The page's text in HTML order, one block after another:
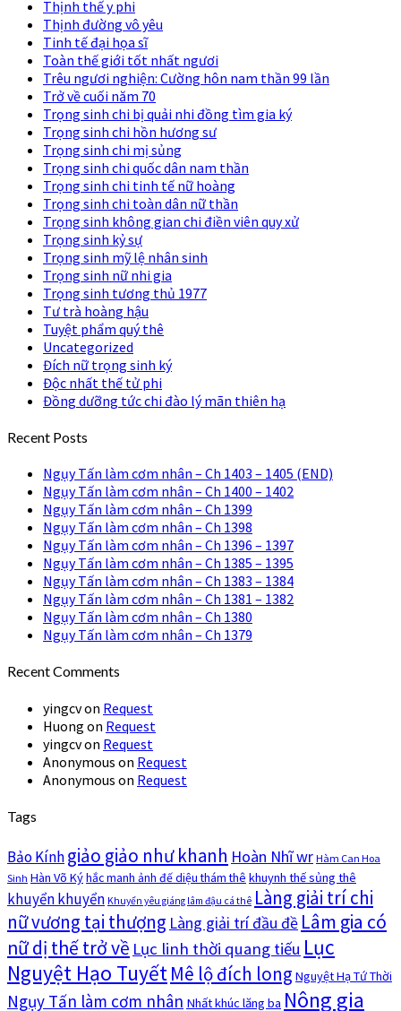
Thịnh thế y phi
Thịnh đường vô yêu
Tinh tế đại họa sĩ
Toàn thế giới tốt nhất ngươi
Trêu ngươi nghiện: Cường hôn nam thần 99 lần
Trở về cuối năm 70
Trọng sinh chi bị quải nhi đồng tìm gia ký
Trọng sinh chi hồn hương sư
Trọng sinh chi mị sủng
Trọng sinh chi quốc dân nam thần
Trọng sinh chi tinh tế nữ hoàng
Trọng sinh chi toàn dân nữ thần
Trọng sinh không gian chi điền viên quy xử
Trọng sinh kỷ sự
Trọng sinh mỹ lệ nhân sinh
Trọng sinh nữ nhi gia
Trọng sinh tương thủ 1977
Tư trà hoàng hậu
Tuyệt phẩm quý thê
Uncategorized
Đích nữ trọng sinh ký
Độc nhất thế tử phi
Đồng dưỡng tức chi đào lý mãn thiên hạ
Recent Posts
Ngụy Tấn làm cơm nhân – Ch 1403 – 1405 (END)
Ngụy Tấn làm cơm nhân – Ch 1400 – 1402
Ngụy Tấn làm cơm nhân – Ch 1399
Ngụy Tấn làm cơm nhân – Ch 1398
Ngụy Tấn làm cơm nhân – Ch 1396 – 1397
Ngụy Tấn làm cơm nhân – Ch 1385 – 1395
Ngụy Tấn làm cơm nhân – Ch 1383 – 1384
Ngụy Tấn làm cơm nhân – Ch 1381 – 1382
Ngụy Tấn làm cơm nhân – Ch 1380
Ngụy Tấn làm cơm nhân – Ch 1379
Recent Comments
yingcvon Request
Huong on Request
yingcvon Request
Anonymous on Request
Anonymous on Request
Tags
Bảo Kínhgiảo giảo như khanh Hoàn Nhĩ wr Hàm Can Hoa
Sinh Hàn Võ Kýhắc manh ảnh đế diệu thám thê khuynh thế sủng thê
khuyển khuyển Khuyển yêu giáng lâm đậu cá thê Làng giải trí chi
nữ vương tại thượng Làng giải trí đầu đề Lâm gia có
nữ dị thế trở về Lục linh thời quang tiếu Lục
Nguyệt Hạo TuyếtMê lộ đích long Nguyệt Hạ Tứ Thời
Ngụy Tấn làm cơm nhân Nhất khúc lăng ba Nông gia